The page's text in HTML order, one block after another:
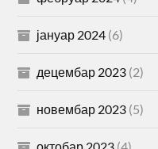
јануар 2024 (6)
децембар 2023 (2)
новембар 2023 (5)